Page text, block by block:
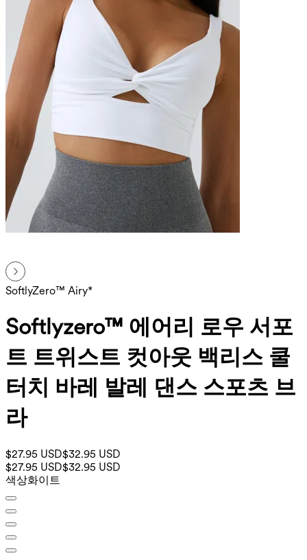
SoftlyZero™ Airy*
Softlyzero™ 에어리 로우 서포
트 트위스트 컷아웃 백리스 쿨
터치 바레 발레 댄스 스포츠 브
라
$27.95 USD$32.95 USD
$27.95 USD$32.95 USD
색상화이트